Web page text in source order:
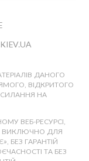
ДАНОГО
ВІДКРИТОГО
НА
ВЕБ-РЕСУРСІ,
ВИКЛЮЧНО ДЛЯ
БЕЗ ГАРАНТІЙ
ТА БЕЗ